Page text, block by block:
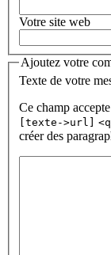
Votre site web
Ajoutez votre
Texte de votre
Ce champ
[texte->url]
créer des